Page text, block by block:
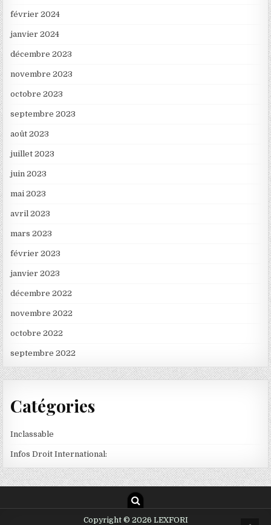
février 2024
janvier 2024
décembre 2023
novembre 2023
octobre 2023
septembre 2023
août 2023
juillet 2023
juin 2023
mai 2023
avril 2023
mars 2023
février 2023
janvier 2023
décembre 2022
novembre 2022
octobre 2022
septembre 2022
Catégories
Inclassable
Infos Droit International:
Copyright © 2026 LEXFORI